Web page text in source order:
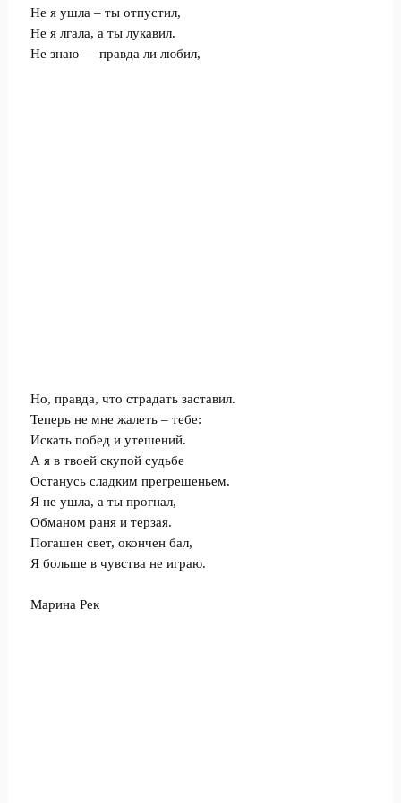
Не я ушла – ты отпустил,
Не я лгала, а ты лукавил.
Не знаю — правда ли любил,
Но, правда, что страдать заставил.
Теперь не мне жалеть – тебе:
Искать побед и утешений.
А я в твоей скупой судьбе
Останусь сладким прегрешеньем.
Я не ушла, а ты прогнал,
Обманом раня и терзая.
Погашен свет, окончен бал,
Я больше в чувства не играю.
Марина Рек